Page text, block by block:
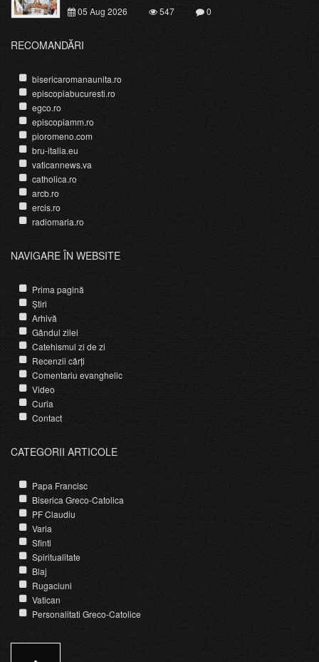
05 Aug 2026 547 0
RECOMANDĂRI
bisericaromanaunita.ro
episcopiabucuresti.ro
egco.ro
episcopiamm.ro
pioromeno.com
bru-italia.eu
vaticannews.va
catholica.ro
arcb.ro
ercis.ro
radiomaria.ro
NAVIGARE ÎN WEBSITE
Prima pagină
Știri
Arhivă
Gândul zilei
Catehismul zi de zi
Recenzii cărți
Comentariu evanghelic
Video
Curia
Contact
CATEGORII ARTICOLE
Papa Francisc
Biserica Greco-Catolica
PF Claudiu
Varia
Sfinti
Spiritualitate
Blaj
Rugaciuni
Vatican
Personalitati Greco-Catolice